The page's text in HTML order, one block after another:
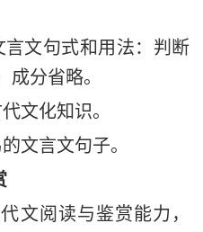
言文句式和用法：判断
分省略。
文化知识。
文言文句子。
文阅读与鉴赏能力，